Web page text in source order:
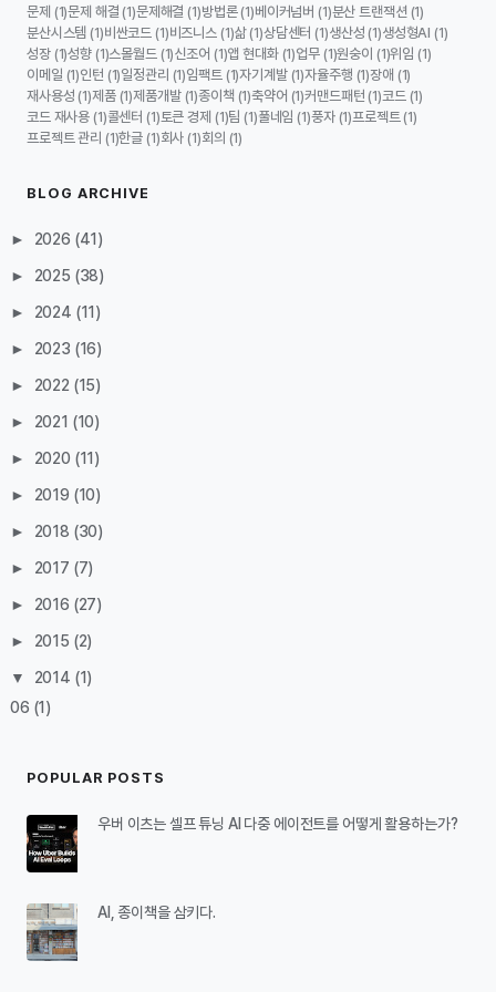
문제 (1)문제 해결 (1)문제해결 (1)방법론 (1)베이커넘버 (1)분산 트랜잭션 (1)
분산시스템 (1)비싼코드 (1)비즈니스 (1)삶 (1)상담센터 (1)생산성 (1)생성형AI (1)
성장 (1)성향 (1)스몰월드 (1)신조어 (1)앱 현대화 (1)업무 (1)원숭이 (1)위임 (1)
이메일 (1)인턴 (1)일정관리 (1)임팩트 (1)자기계발 (1)자율주행 (1)장애 (1)
재사용성 (1)제품 (1)제품개발 (1)종이책 (1)축약어 (1)커맨드패턴 (1)코드 (1)
코드 재사용 (1)콜센터 (1)토큰 경제 (1)팀 (1)풀네임 (1)풍자 (1)프로젝트 (1)
프로젝트 관리 (1)한글 (1)회사 (1)회의 (1)
BLOG ARCHIVE
► 2026 (41)
► 2025 (38)
► 2024 (11)
► 2023 (16)
► 2022 (15)
► 2021 (10)
► 2020 (11)
► 2019 (10)
► 2018 (30)
► 2017 (7)
► 2016 (27)
► 2015 (2)
▼ 2014 (1)
06 (1)
POPULAR POSTS
우버 이츠는 셀프 튜닝 AI 다중 에이전트를 어떻게 활용하는가?
AI, 종이책을 삼키다.